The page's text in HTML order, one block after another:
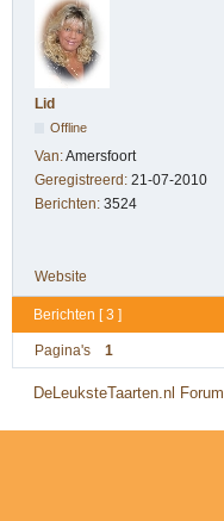
Lid
Offline
Van:Amersfoort
Geregistreerd: 21-07-2010
Berichten: 3524
Website
Berichten [ 3 ]
Pagina's 1
DeLeuksteTaarten.nl Forum